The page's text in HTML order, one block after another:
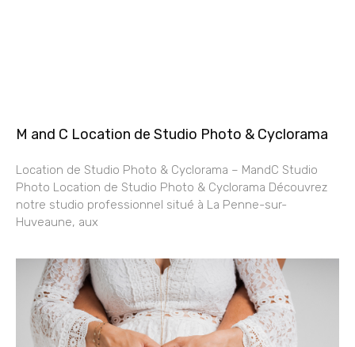
M and C Location de Studio Photo & Cyclorama
Location de Studio Photo & Cyclorama – MandC Studio
Photo Location de Studio Photo & Cyclorama Découvrez
notre studio professionnel situé à La Penne-sur-
Huveaune, aux